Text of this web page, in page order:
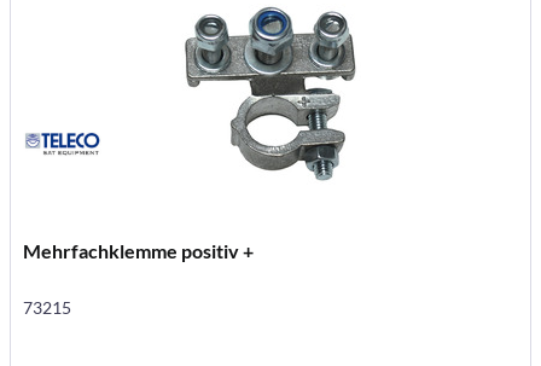
Mehrfachklemme positiv +
73215